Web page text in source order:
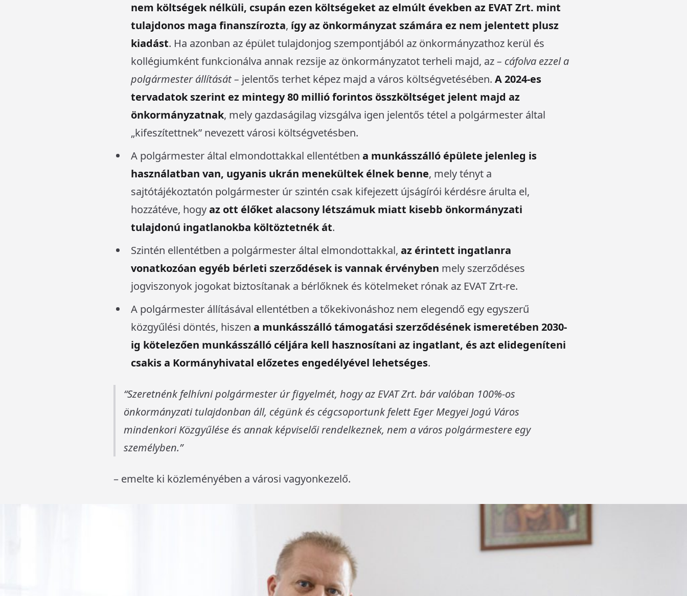
nem költségek nélküli, csupán ezen költségeket az elmúlt években az EVAT Zrt. mint
tulajdonos maga finanszírozta, így az önkormányzat számára ez nem jelentett plusz
kiadást. Ha azonban az épület tulajdonjog szempontjából az önkormányzathoz kerül és
kollégiumként funkcionálva annak rezsije az önkormányzatot terheli majd, az– cáfolva ezzel a
polgármester állítását – jelentős terhet képez majd a város költségvetésében. A 2024-es
tervadatok szerint ez mintegy 80 millió forintos összköltséget jelent majd az
önkormányzatnak, mely gazdaságilag vizsgálva igen jelentős tétel a polgármester által
„kifeszítettnek” nevezett városi költségvetésben.
A polgármester által elmondottakkal ellentétben a munkásszálló épülete jelenleg is
használatban van, ugyanis ukrán menekültek élnek benne, mely tényt a
sajtótájékoztatón polgármester úr szintén csak kifejezett újságírói kérdésre árulta el,
hozzátéve, hogyaz ott élőket alacsony létszámuk miatt kisebb önkormányzati
tulajdonú ingatlanokba költöztetnék át.
Szintén ellentétben a polgármester által elmondottakkal, az érintett ingatlanra
vonatkozóan egyéb bérleti szerződések is vannak érvényben mely szerződéses
jogviszonyok jogokat biztosítanak a bérlőknek és kötelmeket rónak az EVAT Zrt-re.
A polgármester állításával ellentétben a tőkekivonáshoz nem elegendő egy egyszerű
közgyűlési döntés, hiszen a munkásszálló támogatási szerződésének ismeretében 2030-
ig kötelezően munkásszálló céljára kell hasznosítani az ingatlant, és azt elidegeníteni
csakis a Kormányhivatal előzetes engedélyével lehetséges.
Szeretnénk felhívni polgármester úr figyelmét, hogy az EVAT Zrt. bár valóban 100%-os
önkormányzati tulajdonban áll, cégünk és cégcsoportunk felett Eger Megyei Jogú Város
mindenkori Közgyűlése és annak képviselői rendelkeznek, nem a város polgármestere egy
személyben.
– emelte ki közleményében a városi vagyonkezelő.